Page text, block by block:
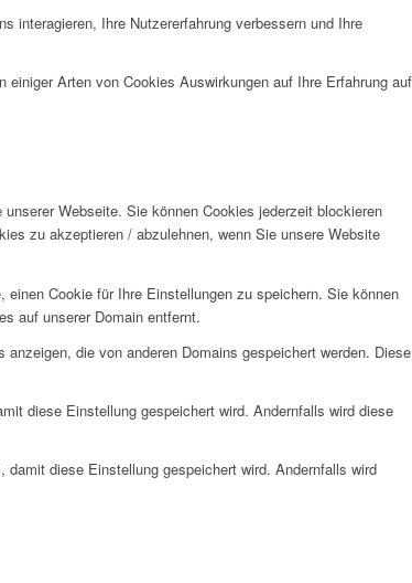
interagieren, Ihre Nutzererfahrung verbessern und Ihre
Arten von Cookies Auswirkungen auf Ihre Erfahrung auf
Webseite. Sie können Cookies jederzeit blockieren
zu akzeptieren / abzulehnen, wenn Sie unsere Website
Cookie für Ihre Einstellungen zu speichern. Sie können
auf unserer Domain entfernt.
die von anderen Domains gespeichert werden. Diese
diese Einstellung gespeichert wird. Andernfalls wird diese
diese Einstellung gespeichert wird. Andernfalls wird